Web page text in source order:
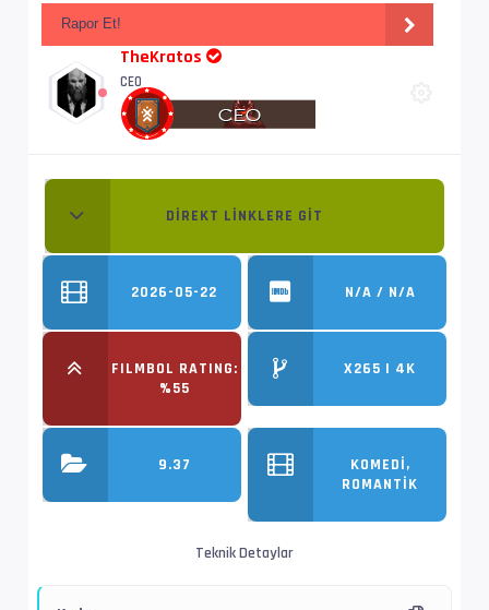
Rapor Et!
TheKratos
CEO
DIREKT LINKLERE GIT
2026-05-22 N/A / N/A
FILMBOL RATING:
%55
X265 | 4K
9.37
KOMEDI,
ROMANTIK
Teknik Detaylar